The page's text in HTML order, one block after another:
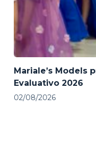
Mariale’s Models
Evaluativo 2026
02/08/2026